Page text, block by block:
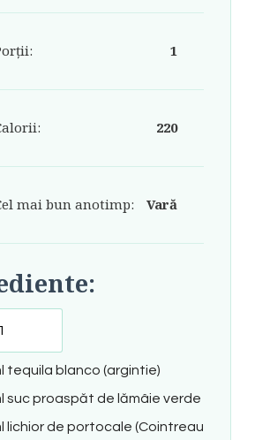
1
220
mai bun anotimp: Vară
tequila blanco (argintie)
suc proaspăt de lămâie verde
lichior de portocale (Cointreau